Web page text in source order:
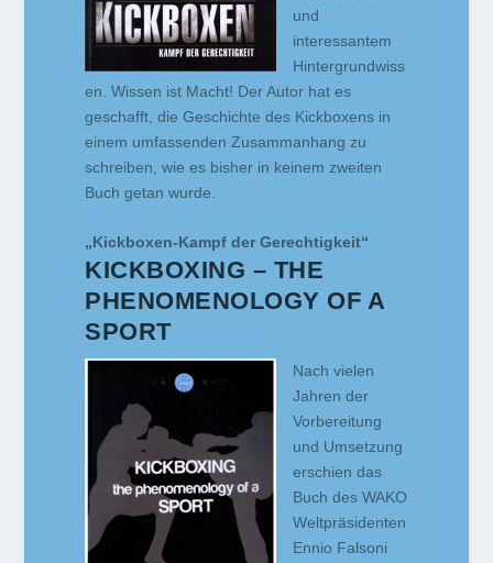
und
interessantem
Hintergrundwiss
en. Wissen ist Macht! Der Autor hat es
geschafft, die Geschichte des Kickboxens in
einem umfassenden Zusammanhang zu
schreiben, wie es bisher in keinem zweiten
Buch getan wurde.
„Kickboxen-Kampf der Gerechtigkeit“
KICKBOXING – THE
PHENOMENOLOGY OF A
SPORT
Nach vielen
Jahren der
Vorbereitung
und Umsetzung
erschien das
Buch des WAKO
Weltpräsidenten
Ennio Falsoni